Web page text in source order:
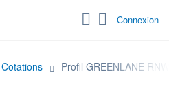
Connexion
Cotations Profil GREENLANE RNW